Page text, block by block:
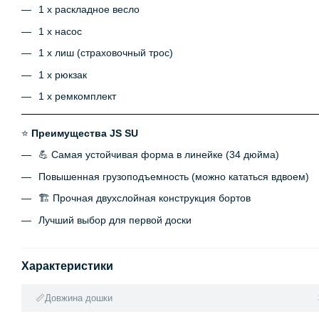
1 х раскладное весло
1 х насос
1 х лиш (страховочный трос)
1 х рюкзак
1 х ремкомплект
⭐ Преимущества JS SU
💪 Самая устойчивая форма в линейке (34 дюйма)
Повышенная грузоподъемность (можно кататься вдвоем)
🏗 Прочная двухслойная конструкция бортов
Лучший выбор для первой доски
Характеристики
📏Довжина дошки